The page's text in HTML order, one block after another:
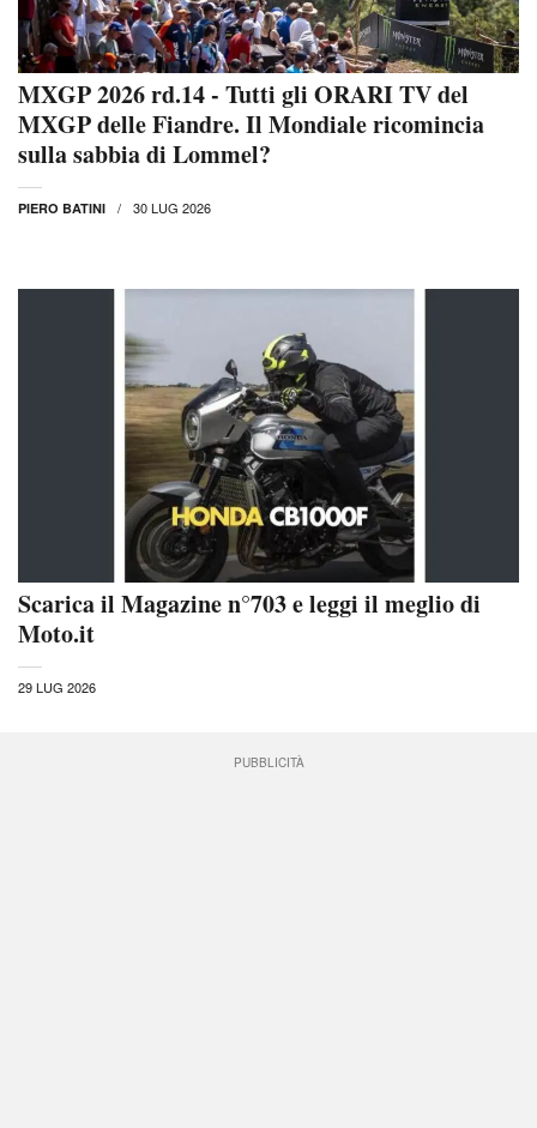
MXGP 2026 rd.14 - Tutti gli ORARI TV del
MXGP delle Fiandre. Il Mondiale ricomincia
sulla sabbia di Lommel?
PIERO BATINI 30 LUG 2026
Scarica il Magazine n°703 e leggi il meglio di
Moto.it
29 LUG 2026
PUBBLICITÀ